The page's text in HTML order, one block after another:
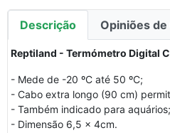
Descrição Opiniões
Reptiland - Termómetro Digital
- Mede de -20 ºC até 50 ºC;
- Cabo extra longo (90 cm)
- Também indicado para aquários;
- Dimensão 6,5 x 4cm.